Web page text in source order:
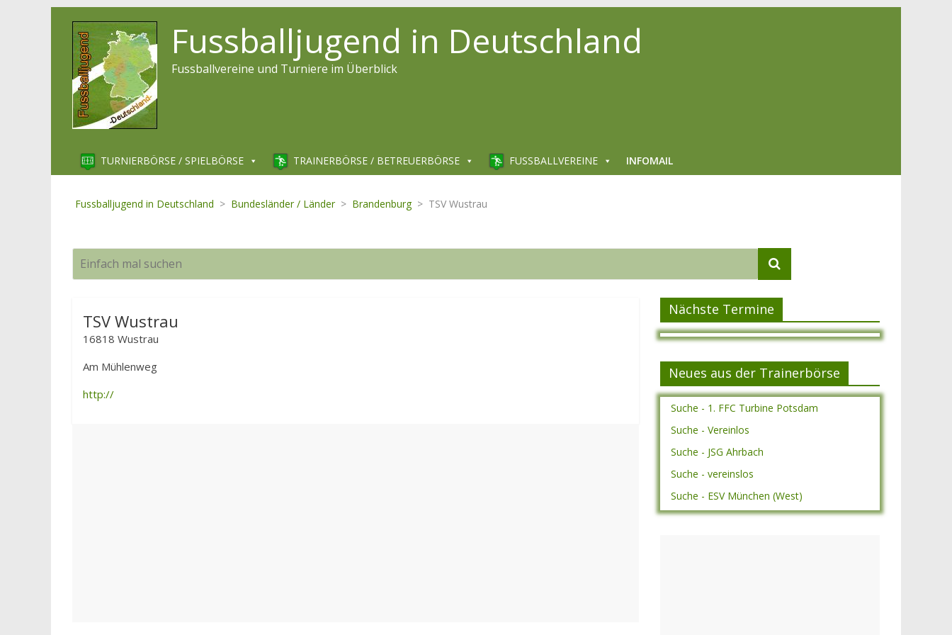
Fussballjugend in Deutschland
Fussballvereine und Turniere im Überblick
TURNIERBÖRSE / SPIELBÖRSE TRAINERBÖRSE / BETREUERBÖRSE FUSSBALLVEREINE INFOMAIL
Fussballjugend in Deutschland > Bundesländer / Länder > Brandenburg > TSV Wustrau
TSV Wustrau
16818 Wustrau
Am Mühlenweg
http://
Nächste Termine
Neues aus der Trainerbörse
Suche - 1. FFC Turbine Potsdam
Suche - Vereinlos
Suche - JSG Ahrbach
Suche - vereinslos
Suche - ESV München (West)